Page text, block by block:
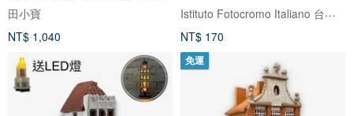
田小寶
NT$ 1,040
Istituto Fotocromo Italiano 台灣代理
NT$ 170
免運